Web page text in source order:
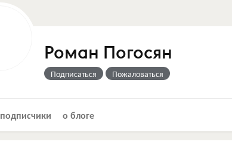
Роман Погосян
Подписаться Пожаловаться
подписчики о блоге